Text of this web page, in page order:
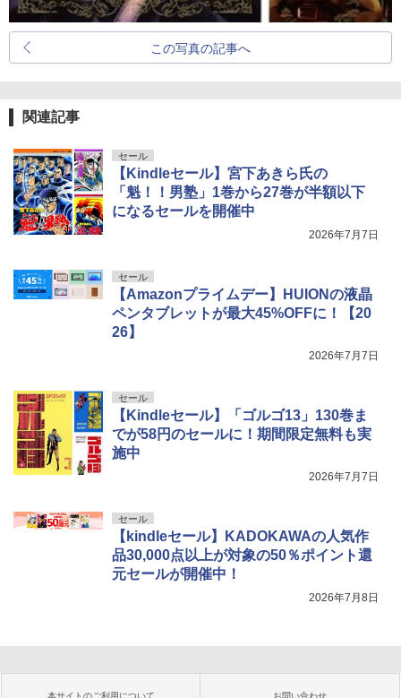
この写真の記事へ
関連記事
セール
【Kindleセール】宮下あきら氏の
「魁！！男塾」1巻から27巻が半額以下
になるセールを開催中
2026年7月7日
セール
【Amazonプライムデー】HUIONの液晶
ペンタブレットが最大45%OFFに！【20
26】
2026年7月7日
セール
【Kindleセール】「ゴルゴ13」130巻ま
でが58円のセールに！期間限定無料も実
施中
2026年7月7日
セール
【kindleセール】KADOKAWAの人気作
品30,000点以上が対象の50％ポイント還
元セールが開催中！
2026年7月8日
本サイトのご利用について お問い合わせ